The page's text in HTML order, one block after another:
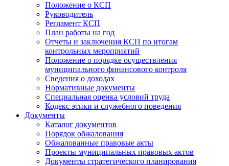
Положение о КСП
Руководитель
Регламент КСП
План работы на год
Отчеты и заключения КСП по итогам
контрольных мероприятий
Положение о порядке осуществления
муниципального финансового контроля
Сведения о доходах
Нормативные документы
Специальная оценка условий труда
Кодекс этики и служебного поведения
Документы
Каталог документов
Порядок обжалования
Обжалованные правовые акты
Проекты муниципальных правовых актов
Документы стратегического планирования